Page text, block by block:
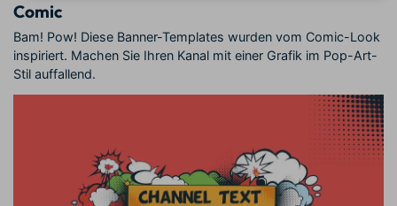
Comic
Bam! Pow! Diese Banner-Templates wurden vom Comic-Look
inspiriert. Machen Sie Ihren Kanal mit einer Grafik im Pop-Art-
Stil auffallend.